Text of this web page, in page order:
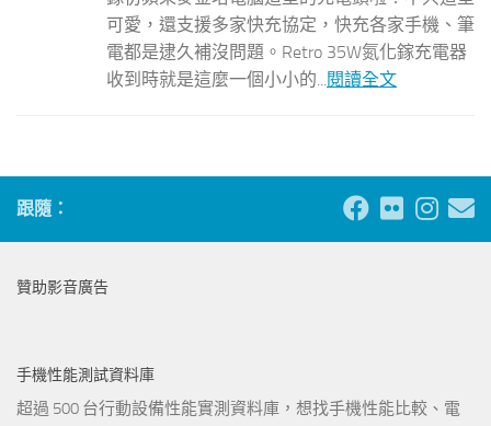
可愛，還支援多家快充協定，快充各家手機、筆
電都是逮久補沒問題。Retro 35W氮化鎵充電器
收到時就是這麼一個小小的...閱讀全文
跟隨：
贊助影音廣告
手機性能測試資料庫
超過 500 台行動設備性能實測資料庫，想找手機性能比較、電